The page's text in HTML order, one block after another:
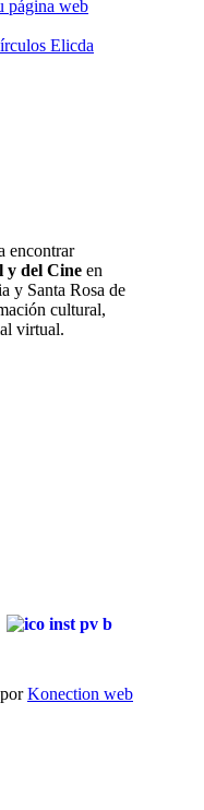
encontrar
y del Cine en
y Santa Rosa de
cultural,
virtual.
Konection web